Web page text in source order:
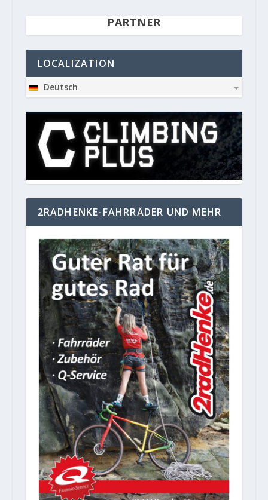
PARTNER
LOCALIZATION
Deutsch
2RADHENKE-FAHRRÄDER UND MEHR